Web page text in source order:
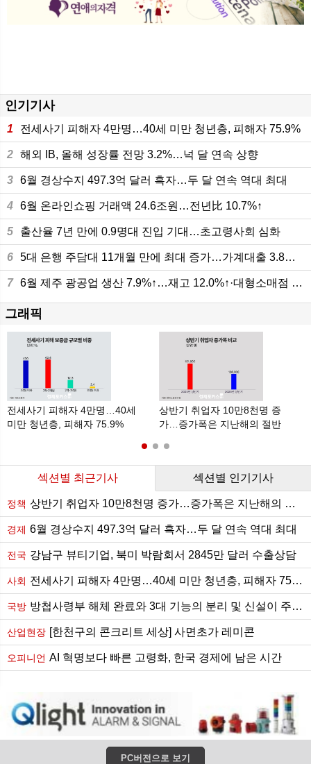
인기기사
1 전세사기 피해자 4만명…40세 미만 청년층, 피해자 75.9%
2 해외 IB, 올해 성장률 전망 3.2%…넉 달 연속 상향
3 6월 경상수지 497.3억 달러 흑자…두 달 연속 역대 최대
4 6월 온라인쇼핑 거래액 24.6조원…전년比 10.7%↑
5 출산율 7년 만에 0.9명대 진입 기대…초고령사회 심화
6 5대 은행 주담대 11개월 만에 최대 증가…가계대출 3.8조원 늘어
7 6월 제주 광공업 생산 7.9%↑…재고 12.0%↑·대형소매점 판매 10.8%
그래픽
전세사기 피해자 4만명…40세
미만 청년층, 피해자 75.9%
상반기 취업자 10만8천명 증
가…증가폭은 지난해의 절반
섹션별 최근기사 섹션별 인기기사
정책 상반기 취업자 10만8천명 증가…증가폭은 지난해의 절반 수준
경제 6월 경상수지 497.3억 달러 흑자…두 달 연속 역대 최대
전국 강남구 뷰티기업, 북미 박람회서 2845만 달러 수출상담
사회 전세사기 피해자 4만명…40세 미만 청년층, 피해자 75.9%
국방 방첩사령부 해체 완료와 3대 기능의 분리 및 신설이 주는 함의
산업현장 [한천구의 콘크리트 세상] 사면초가 레미콘
오피니언 AI 혁명보다 빠른 고령화, 한국 경제에 남은 시간
PC버전으로 보기